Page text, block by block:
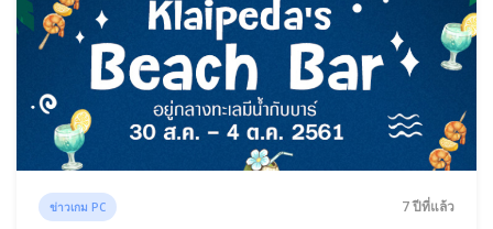
ข่าวเกม PC 7 ปีที่แล้ว